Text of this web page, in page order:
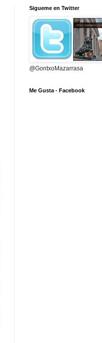
Sigueme en Twitter
@GontxoMazarrasa
Me Gusta - Facebook